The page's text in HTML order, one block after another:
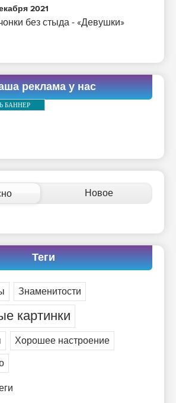
2021
без стыда - «Девушки»
реклама у нас
БАННЕР
Новое
Теги
Знаменитости
картинки
Хорошее настроение